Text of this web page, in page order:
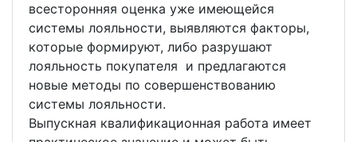
всесторонняя оценка уже имеющейся
системы лояльности, выявляются факторы,
которые формируют, либо разрушают
лояльность покупателя и предлагаются
новые методы по совершенствованию
системы лояльности.
Выпускная квалификационная работа имеет